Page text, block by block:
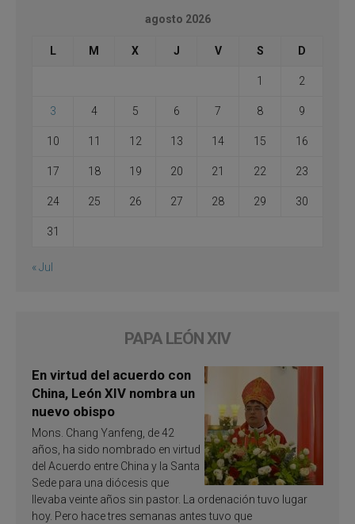
agosto 2026
L M X J V S D
1 2
3 4 5 6 7 8 9
10 11 12 13 14 15 16
17 18 19 20 21 22 23
24 25 26 27 28 29 30
31
« Jul
PAPA LEÓN XIV
En virtud del acuerdo con
China, León XIV nombra un
nuevo obispo
Mons. Chang Yanfeng, de 42
años, ha sido nombrado en virtud
del Acuerdo entre China y la Santa
Sede para una diócesis que
llevaba veinte años sin pastor. La ordenación tuvo lugar
hoy. Pero hace tres semanas antes tuvo que